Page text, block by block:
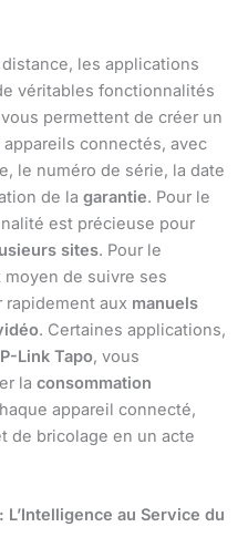
les applications
véritables fonctionnalités
permettent de créer un
appareils connectés, avec
le numéro de série, la date
de la garantie. Pour le
est précieuse pour
sites. Pour le
moyen de suivre ses
rapidement aux manuels
. Certaines applications,
Link Tapo, vous
la consommation
appareil connecté,
de bricolage en un acte
au Service du